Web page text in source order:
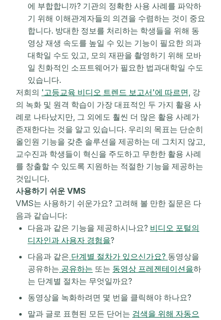
에 부합합니까? 기관의 정확한 사용 사례를 파악하
기 위해 이해관계자들의 의견을 수렴하는 것이 중요
합니다. 방대한 정보를 처리하는 학생들을 위해 동
영상 재생 속도를 높일 수 있는 기능이 필요한 의과
대학일 수도 있고, 모의 재판을 촬영하기 위해 모바
일 친화적인 소프트웨어가 필요한 법과대학일 수도
있습니다.
저희의 '고등교육 비디오 트렌드 보고서'에 따르면, 강
의 녹화 및 원격 학습이 가장 대표적인 두 가지 활용 사
례로 나타났지만, 그 외에도 훨씬 더 많은 활용 사례가
존재한다는 것을 알고 있습니다. 우리의 목표는 단순히
올인원 기능을 갖춘 솔루션을 제공하는 데 그치지 않고,
교수진과 학생들이 혁신을 주도하고 무한한 활용 사례
를 창출할 수 있도록 지원하는 적절한 기능을 제공하는
것입니다.
사용하기 쉬운 VMS
VMS는 사용하기 쉬운가요? 고려해 볼 만한 질문은 다
음과 같습니다:
다음과 같은 기능을 제공하시나요? 비디오 포털의
디자인과 사용자 경험을?
다음과 같은 단계별 절차가 있으신가요? 동영상을
공유하는 공유하는 또는 동영상 프레젠테이션을하
는 단계별 절차는 무엇일까요?
동영상을 녹화하려면 몇 번을 클릭해야 하나요?
말과 글로 표현된 모든 단어는 검색을 위해 자동으